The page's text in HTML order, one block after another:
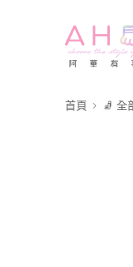
首頁 🧦 全